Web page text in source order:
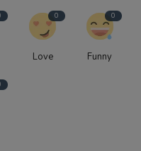
0
Love
0
Funny